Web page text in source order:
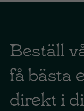
Beställ
få bästa
direkt i